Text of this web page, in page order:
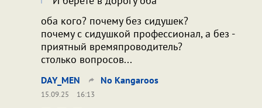
оба кого? почему без сидушек?
почему с сидушкой профессионал, а без -
приятный времяпроводитель?
столько вопросов...
DAY_MEN No Kangaroos
15.09.25
16:13